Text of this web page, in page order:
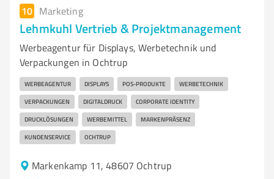
10 Marketing
Lehmkuhl Vertrieb & Projektmanagement
Werbeagentur für Displays, Werbetechnik und
Verpackungen in Ochtrup
WERBEAGENTUR DISPLAYS POS-PRODUKTE WERBETECHNIK
VERPACKUNGEN DIGITALDRUCK CORPORATE IDENTITY
DRUCKLÖSUNGEN WERBEMITTEL MARKENPRÄSENZ
KUNDENSERVICE OCHTRUP
Markenkamp 11, 48607 Ochtrup